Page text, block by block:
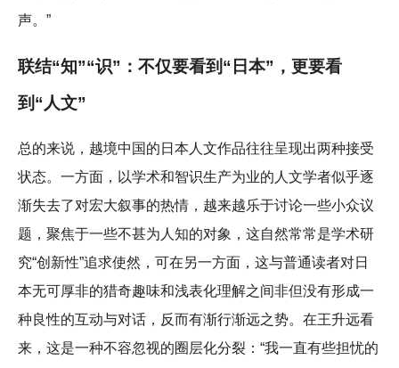
声。”
联结“知”“识”：不仅要看到“日本”，更要看
到“人文”
总的来说，越境中国的日本人文作品往往呈现出两种接受
状态。一方面，以学术和智识生产为业的人文学者似乎逐
渐失去了对宏大叙事的热情，越来越乐于讨论一些小众议
题，聚焦于一些不甚为人知的对象，这自然常常是学术研
究“创新性”追求使然，可在另一方面，这与普通读者对日
本无可厚非的猎奇趣味和浅表化理解之间非但没有形成一
种良性的互动与对话，反而有渐行渐远之势。在王升远看
来，这是一种不容忽视的圈层化分裂：“我一直有些担忧的